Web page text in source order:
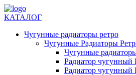
КАТАЛОГ
Чугунные радиаторы ретро
Чугунные Радиаторы
Чугунные
Радиатор чугунный
Радиатор чугунный